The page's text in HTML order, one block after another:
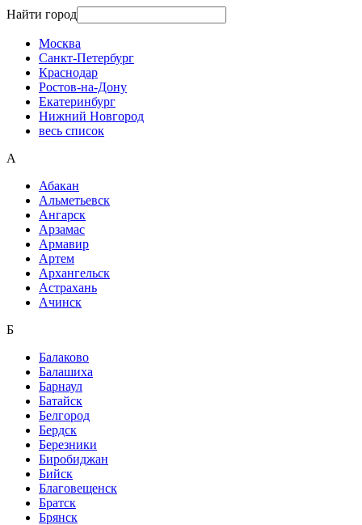
Найти город
Москва
Санкт-Петербург
Краснодар
Ростов-на-Дону
Екатеринбург
Нижний Новгород
весь список
А
Абакан
Альметьевск
Ангарск
Арзамас
Армавир
Артем
Архангельск
Астрахань
Ачинск
Б
Балаково
Балашиха
Барнаул
Батайск
Белгород
Бердск
Березники
Биробиджан
Бийск
Благовещенск
Братск
Брянск